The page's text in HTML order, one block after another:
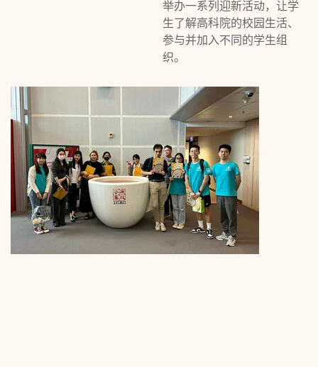
举办一系列迎新活动，让学
生了解高科院的校园生活、
参与并加入不同的学生组
织。